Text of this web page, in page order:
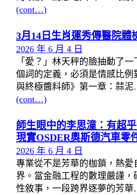
(cont…)
3月14日生肖運秀傳醫院體
2026 年 6 月 4 日
「愛？」林天秤的臉抽動了
個詞的定義，必須是情感比例
與終極醬料師》第一章：蒜
(cont…)
師生眼中的李思潼：有超
現實OSDER奧斯德汽車零
2026 年 6 月 4 日
專業從不是芳華的枷鎖，熱愛
界。當金融工程的數理嚴謹，
性敘事，一段跨界逐夢的芳